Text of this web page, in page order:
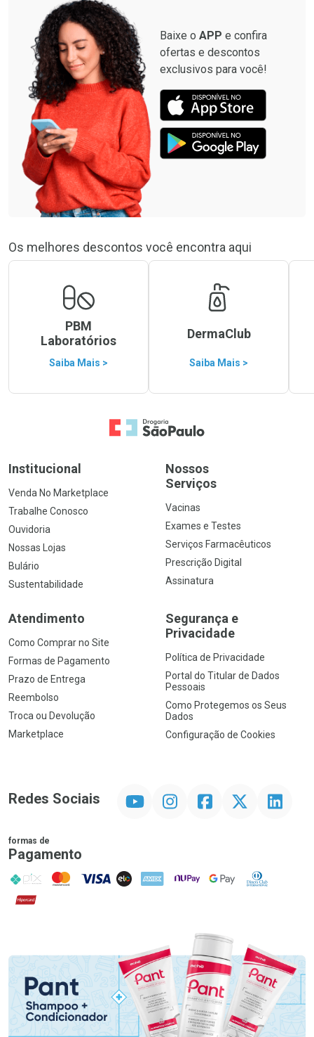
Baixe o APP e confira
ofertas e descontos
exclusivos para você!
Os melhores descontos você encontra aqui
PBM
Laboratórios
Saiba Mais >
DermaClub
Saiba Mais >
Ir para a Home
Institucional
Venda No Marketplace
Trabalhe Conosco
Ouvidoria
Nossas Lojas
Bulário
Sustentabilidade
Nossos
Serviços
Vacinas
Exames e Testes
Serviços Farmacêuticos
Prescrição Digital
Assinatura
Atendimento
Como Comprar no Site
Formas de Pagamento
Prazo de Entrega
Reembolso
Troca ou Devolução
Marketplace
Segurança e
Privacidade
Política de Privacidade
Portal do Titular de Dados
Pessoais
Como Protegemos os Seus
Dados
Configuração de Cookies
Redes Sociais InstagramFacebookTwitter Linkedin
formas de
Pagamento
PIX MasterCard
VISA ELO AMEX NuPay Google PayDiners Club
Hipercard